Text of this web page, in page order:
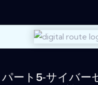
パート5-サイバー